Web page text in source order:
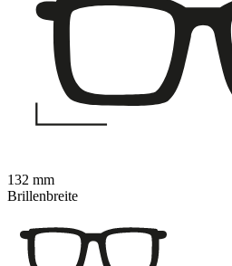
132 mm
Brillenbreite